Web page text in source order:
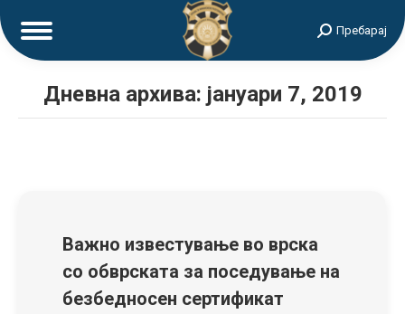
Search:Пребарај
Дневна архива: јануари 7, 2019
Важно известување во врска
со обврската за поседување на
безбедносен сертификат